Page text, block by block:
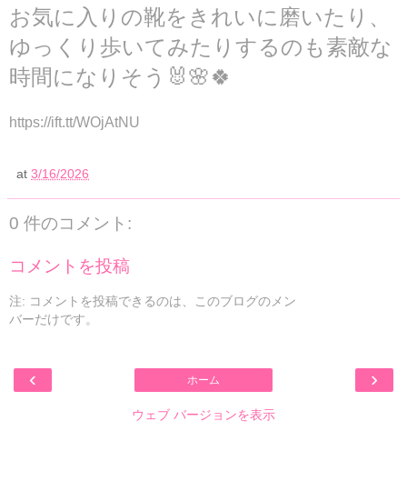
お気に入りの靴をきれいに磨いたり、
ゆっくり歩いてみたりするのも素敵な
時間になりそう🐰🌸🍀
https://ift.tt/WOjAtNU
at 3/16/2026
0 件のコメント:
コメントを投稿
注: コメントを投稿できるのは、このブログのメン
バーだけです。
‹ ›
ホーム
ウェブ バージョンを表示